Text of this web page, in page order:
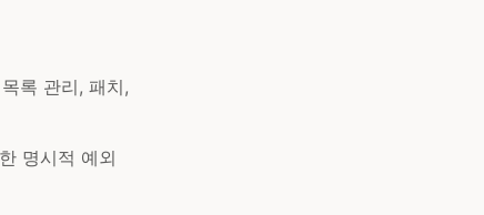
록 관리, 패치,
명시적 예외